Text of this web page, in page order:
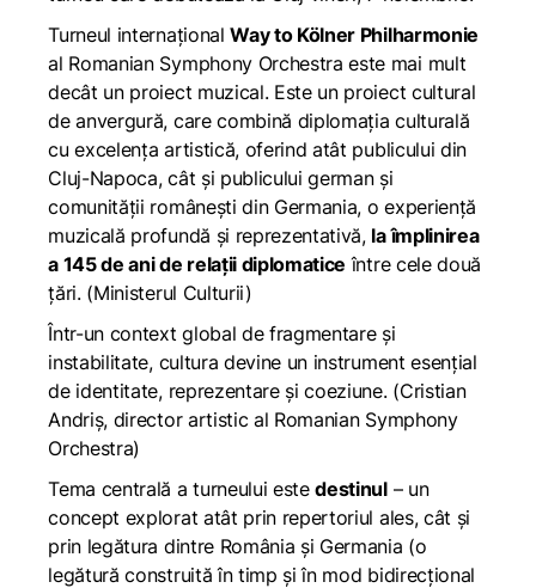
Turneul internaționalWay to Kölner Philharmonie
al Romanian Symphony Orchestra este mai mult
decât un proiect muzical. Este un proiect cultural
de anvergură, care combină diplomația culturală
cu excelența artistică, oferind atât publicului din
Cluj-Napoca, cât și publicului german și
comunității românești din Germania, o experiență
muzicală profundă și reprezentativă, la împlinirea
a 145 de ani de relații diplomatice între cele două
țări. (Ministerul Culturii)
Într-un context global de fragmentare și
instabilitate, cultura devine un instrument esențial
de identitate, reprezentare și coeziune. (Cristian
Andriș, director artistic al Romanian Symphony
Orchestra)
Tema centrală a turneului estedestinul– un
concept explorat atât prin repertoriul ales, cât și
prin legătura dintre România și Germania (o
legătură construită în timp și în mod bidirecțional